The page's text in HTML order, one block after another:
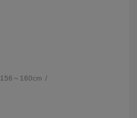
156～160cm